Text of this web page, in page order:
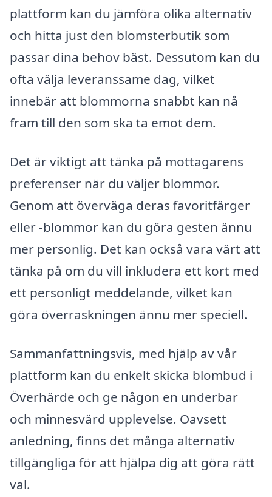
plattform kan du jämföra olika alternativ
och hitta just den blomsterbutik som
passar dina behov bäst. Dessutom kan du
ofta välja leveranssame dag, vilket
innebär att blommorna snabbt kan nå
fram till den som ska ta emot dem.
Det är viktigt att tänka på mottagarens
preferenser när du väljer blommor.
Genom att överväga deras favoritfärger
eller -blommor kan du göra gesten ännu
mer personlig. Det kan också vara värt att
tänka på om du vill inkludera ett kort med
ett personligt meddelande, vilket kan
göra överraskningen ännu mer speciell.
Sammanfattningsvis, med hjälp av vår
plattform kan du enkelt skicka blombud i
Överhärde och ge någon en underbar
och minnesvärd upplevelse. Oavsett
anledning, finns det många alternativ
tillgängliga för att hjälpa dig att göra rätt
val.